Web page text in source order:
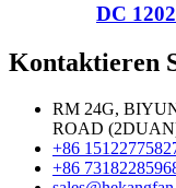
DC
Kontaktieren
RM 24G,
ROAD
+86
+86